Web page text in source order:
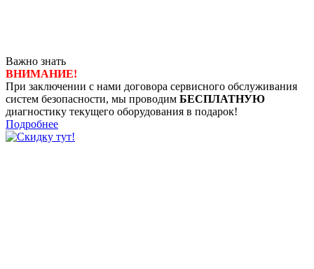
Важно знать
ВНИМАНИЕ!
При заключении с нами договора сервисного обслуживания
систем безопасности, мы проводим БЕСПЛАТНУЮ
диагностику текущего оборудования в подарок!
Подробнее